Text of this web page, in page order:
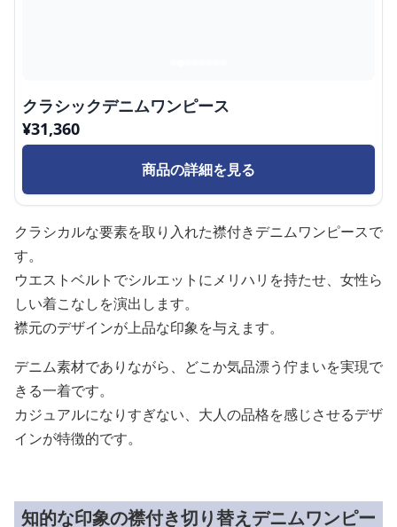
クラシックデニムワンピース
¥31,360
商品の詳細を見る
クラシカルな要素を取り入れた襟付きデニムワンピースで
す。
ウエストベルトでシルエットにメリハリを持たせ、女性ら
しい着こなしを演出します。
襟元のデザインが上品な印象を与えます。
デニム素材でありながら、どこか気品漂う佇まいを実現で
きる一着です。
カジュアルになりすぎない、大人の品格を感じさせるデザ
インが特徴的です。
知的な印象の襟付き切り替えデニムワンピー